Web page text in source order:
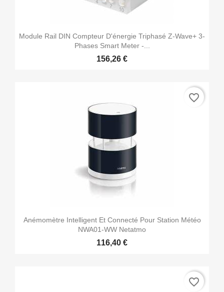
Module Rail DIN Compteur D'énergie Triphasé Z-Wave+ 3-
Phases Smart Meter -...
156,26 €
Anémomètre Intelligent Et Connecté Pour Station Météo
NWA01-WW Netatmo
116,40 €
favorite_border
favorite_border